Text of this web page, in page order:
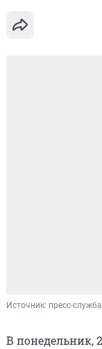
Источник: пресс-
В понедельник,